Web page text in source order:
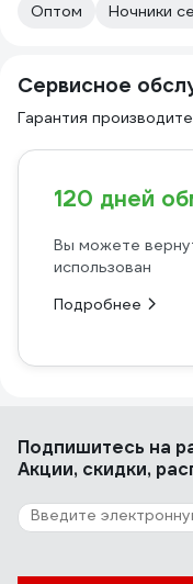
Оптом
Ночники
Сервисное
Гарантия
120 дней
Вы можете
использован
Подробнее
Подпишитесь на
Акции, скидки,